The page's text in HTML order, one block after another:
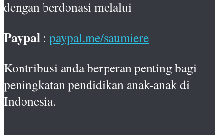
dengan berdonasi melalui
Paypal : paypal.me/saumiere
Kontribusi anda berperan penting bagi
peningkatan pendidikan anak-anak di
Indonesia.